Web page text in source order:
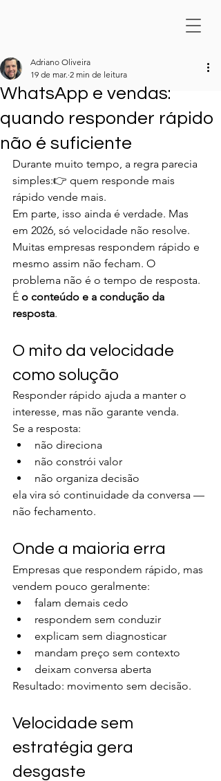
WhatsApp e vendas:
quando responder rápido
não é suficiente
Adriano Oliveira
19 de mar. 2 min de leitura
Durante muito tempo, a regra parecia
simples:👉 quem responde mais
rápido vende mais.
Em parte, isso ainda é verdade. Mas
em 2026, só velocidade não resolve.
Muitas empresas respondem rápido e
mesmo assim não fecham. O
problema não é o tempo de resposta.
É o conteúdo e a condução da
resposta.
O mito da velocidade
como solução
Responder rápido ajuda a manter o
interesse, mas não garante venda.
Se a resposta:
não direciona
não constrói valor
não organiza decisão
ela vira só continuidade da conversa —
não fechamento.
Onde a maioria erra
Empresas que respondem rápido, mas
vendem pouco geralmente:
falam demais cedo
respondem sem conduzir
explicam sem diagnosticar
mandam preço sem contexto
deixam conversa aberta
Resultado: movimento sem decisão.
Velocidade sem
estratégia gera
desgaste